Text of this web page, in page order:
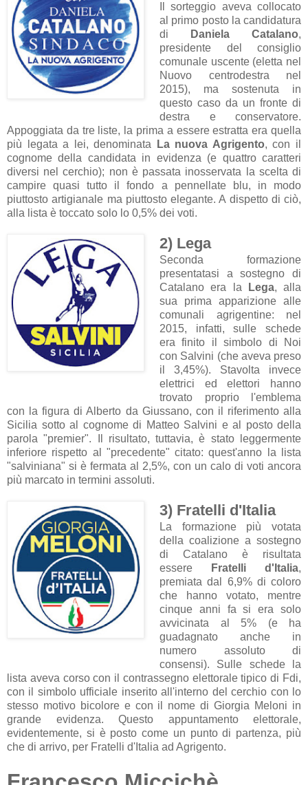
Il sorteggio aveva collocato
al primo posto la candidatura
di
Daniela Catalano,
presidente del consiglio
comunale uscente (eletta nel
Nuovo centrodestra nel
2015), ma sostenuta in
questo caso da un fronte di
destra e conservatore.
Appoggiata da tre liste, la prima a essere estratta era quella
più legata a lei, denominata
La nuova Agrigento, con il
cognome della candidata in evidenza (e quattro caratteri
diversi nel cerchio); non è passata inosservata la scelta di
campire quasi tutto il fondo a pennellate blu, in modo
piuttosto artigianale ma piuttosto elegante. A dispetto di ciò,
alla lista è toccato solo lo 0,5% dei voti.
2) Lega
Seconda formazione
presentatasi a sostegno di
Catalano era la
Lega, alla
sua prima apparizione alle
comunali agrigentine: nel
2015, infatti, sulle schede
era finito il simbolo di Noi
con Salvini (che aveva preso
il 3,45%). Stavolta invece
elettrici ed elettori hanno
trovato proprio l'emblema
con la figura di Alberto da Giussano, con il riferimento alla
Sicilia sotto al cognome di Matteo Salvini e al posto della
parola "premier". Il risultato, tuttavia, è stato leggermente
inferiore rispetto al "precedente" citato: quest'anno la lista
"salviniana" si è fermata al 2,5%, con un calo di voti ancora
più marcato in termini assoluti.
3) Fratelli d'Italia
La formazione più votata
della coalizione a sostegno
di Catalano è risultata
essere
Fratelli d'Italia,
premiata dal 6,9% di coloro
che hanno votato, mentre
cinque anni fa si era solo
avvicinata al 5% (e ha
guadagnato anche in
numero assoluto di
consensi). Sulle schede la
lista aveva corso con il contrassegno elettorale tipico di Fdi,
con il simbolo ufficiale inserito all'interno del cerchio con lo
stesso motivo bicolore e con il nome di Giorgia Meloni in
grande evidenza. Questo appuntamento elettorale,
evidentemente, si è posto come un punto di partenza, più
che di arrivo, per Fratelli d'Italia ad Agrigento.